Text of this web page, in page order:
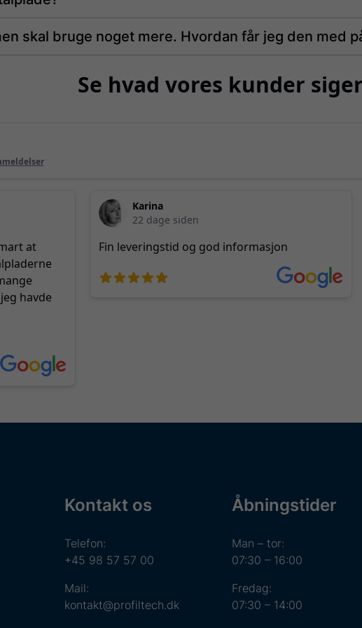
skal bruge noget mere. Hvordan får jeg den med
Kontakt os
Telefon:
+45 98 57 57 00
Mail:
kontakt@profiltech.dk
Åbningstider
Man – tor:
07:30 – 16:00
Fredag:
07:30 – 14:00